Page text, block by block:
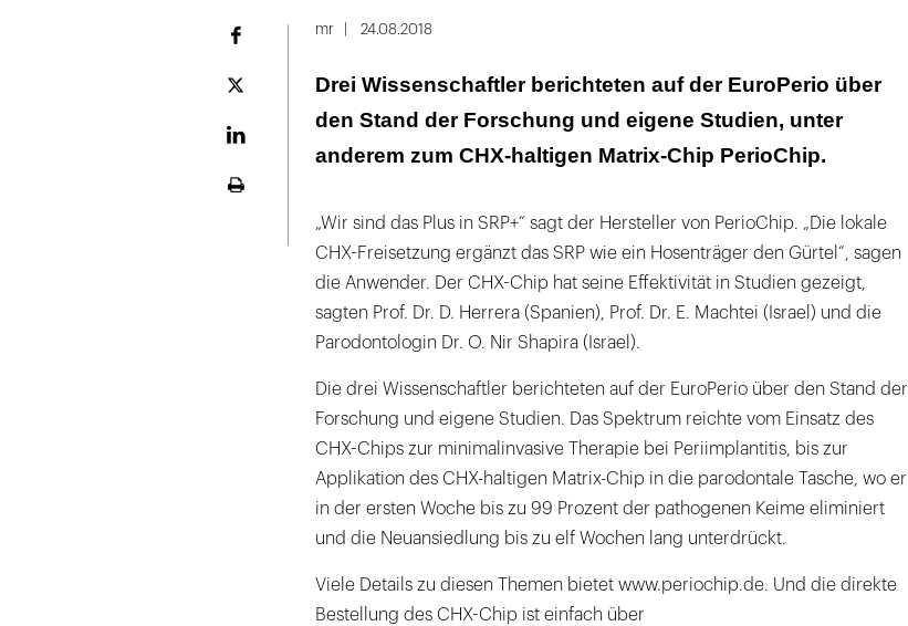
Plattform
mr 24.08.2018
Drei Wissenschaftler berichteten auf der EuroPerio über
den Stand der Forschung und eigene Studien, unter
anderem zum CHX-haltigen Matrix-Chip PerioChip.
„Wir sind das Plus in SRP+“ sagt der Hersteller von PerioChip. „Die lokale
CHX-Freisetzung ergänzt das SRP wie ein Hosenträger den Gürtel“, sagen
die Anwender. Der CHX-Chip hat seine Effektivität in Studien gezeigt,
sagten Prof. Dr. D. Herrera (Spanien), Prof. Dr. E. Machtei (Israel) und die
Parodontologin Dr. O. Nir Shapira (Israel).
Die drei Wissenschaftler berichteten auf der EuroPerio über den Stand der
Forschung und eigene Studien. Das Spektrum reichte vom Einsatz des
CHX-Chips zur minimalinvasive Therapie bei Periimplantitis, bis zur
Applikation des CHX-haltigen Matrix-Chip in die parodontale Tasche, wo er
in der ersten Woche bis zu 99 Prozent der pathogenen Keime eliminiert
und die Neuansiedlung bis zu elf Wochen lang unterdrückt.
Viele Details zu diesen Themen bietet www.periochip.de. Und die direkte
Bestellung des CHX-Chip ist einfach über